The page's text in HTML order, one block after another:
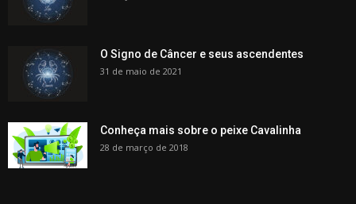
O Signo de Câncer e seus ascendentes
31 de maio de 2021
Conheça mais sobre o peixe Cavalinha
28 de março de 2018